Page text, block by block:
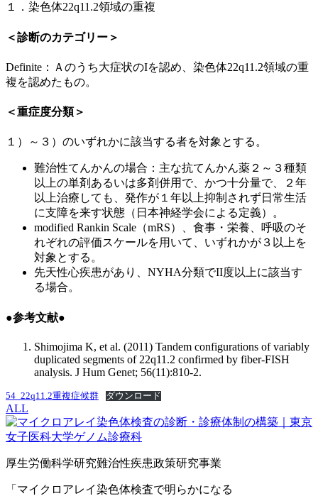
１．染色体22q11.2領域の重複
＜診断のカテゴリー＞
Definite：Ａのうち大症状のIを認め、染色体22q11.2領域の重
複を認めたもの。
＜重症度分類＞
１）～３）のいずれかに該当する者を対象とする。
難治性てんかんの場合：主な抗てんかん薬２～３種類
以上の単剤あるいは多剤併用で、かつ十分量で、２年
以上治療しても、発作が１年以上抑制されず日常生活
に支障を来す状態（日本神経学会による定義）。
modified Rankin Scale（mRS）、食事・栄養、呼吸のそ
れぞれの評価スケールを用いて、いずれかが３以上を
対象とする。
先天性心疾患があり、NYHA分類でII度以上に該当す
る場合。
●参考文献●
Shimojima K, et al. (2011) Tandem configurations of variably
duplicated segments of 22q11.2 confirmed by fiber-FISH
analysis. J Hum Genet; 56(11):810-2.
54_22q11.2重複症候群 ダウンロード
ALL
厚生労働科学研究難治性疾患政策研究事業
「マイクロアレイ染色体検査で明らかになる